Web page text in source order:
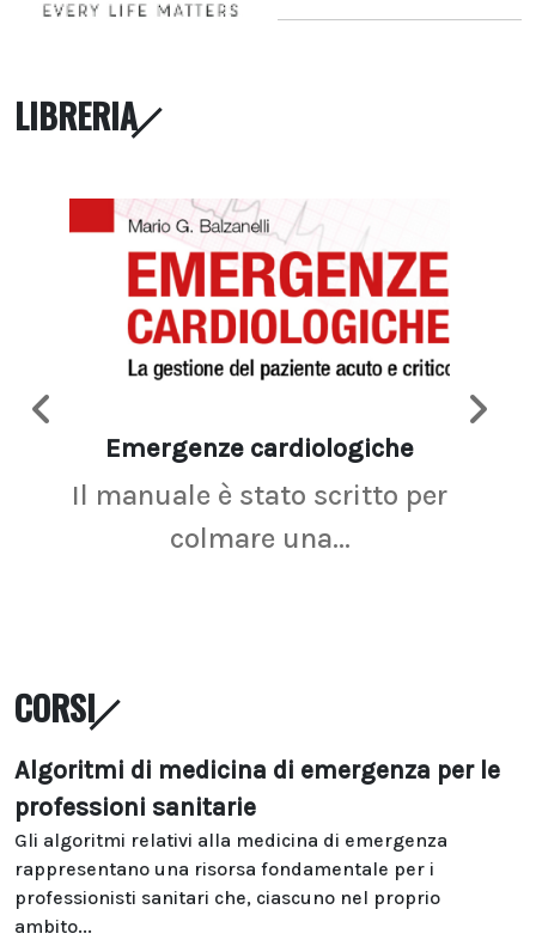
LIBRERIA
Emergenze cardiologiche
Il manuale è stato scritto per
colmare una...
CORSI
Algoritmi di medicina di emergenza per le
professioni sanitarie
Gli algoritmi relativi alla medicina di emergenza
rappresentano una risorsa fondamentale per i
professionisti sanitari che, ciascuno nel proprio
ambito...